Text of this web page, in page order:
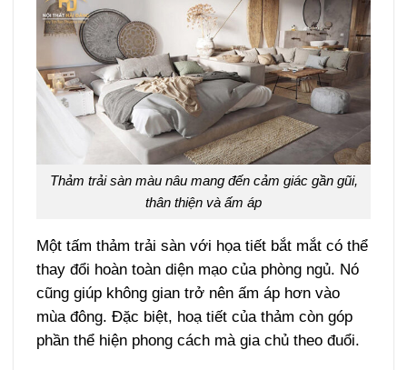
Thảm trải sàn màu nâu mang đến cảm giác gần gũi,
thân thiện và ấm áp
Một tấm thảm trải sàn với họa tiết bắt mắt có thể
thay đổi hoàn toàn diện mạo của phòng ngủ. Nó
cũng giúp không gian trở nên ấm áp hơn vào
mùa đông. Đặc biệt, hoạ tiết của thảm còn góp
phần thể hiện phong cách mà gia chủ theo đuổi.